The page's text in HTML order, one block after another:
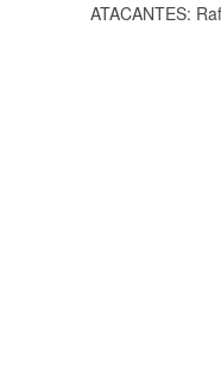
ATACANTES: